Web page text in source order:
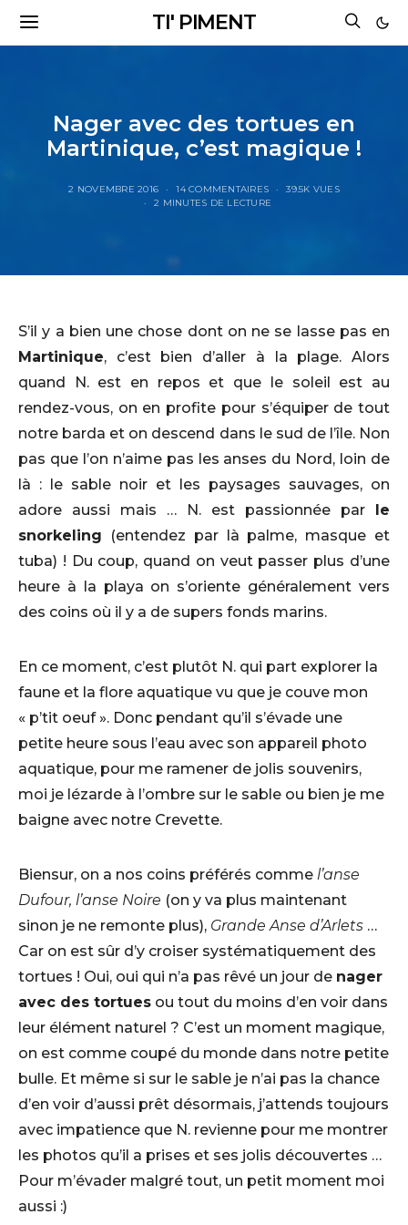
TI' PIMENT
Nager avec des tortues en
Martinique, c’est magique !
2 NOVEMBRE 2016 14 COMMENTAIRES
39.5K VUES
2 MINUTES DE LECTURE
S’il y a bien une chose dont on ne se lasse pas en
Martinique, c’est bien d’aller à la plage. Alors
quand N. est en repos et que le soleil est au
rendez-vous, on en profite pour s’équiper de tout
notre barda et on descend dans le sud de l’île. Non
pas que l’on n’aime pas les anses du Nord, loin de
là : le sable noir et les paysages sauvages, on
adore aussi mais … N. est passionnée par le
snorkeling (entendez par là palme, masque et
tuba) ! Du coup, quand on veut passer plus d’une
heure à la playa on s’oriente généralement vers
des coins où il y a de supers fonds marins.
En ce moment, c’est plutôt N. qui part explorer la
faune et la flore aquatique vu que je couve mon
« p’tit oeuf ». Donc pendant qu’il s’évade une
petite heure sous l’eau avec son appareil photo
aquatique, pour me ramener de jolis souvenirs,
moi je lézarde à l’ombre sur le sable ou bien je me
baigne avec notre Crevette.
Biensur, on a nos coins préférés comme l’anse
Dufour, l’anse Noire (on y va plus maintenant
sinon je ne remonte plus), Grande Anse d’Arlets …
Car on est sûr d’y croiser systématiquement des
tortues ! Oui, oui qui n’a pas rêvé un jour de nager
avec des tortues ou tout du moins d’en voir dans
leur élément naturel ? C’est un moment magique,
on est comme coupé du monde dans notre petite
bulle. Et même si sur le sable je n’ai pas la chance
d’en voir d’aussi prêt désormais, j’attends toujours
avec impatience que N. revienne pour me montrer
les photos qu’il a prises et ses jolis découvertes …
Pour m’évader malgré tout, un petit moment moi
aussi :)